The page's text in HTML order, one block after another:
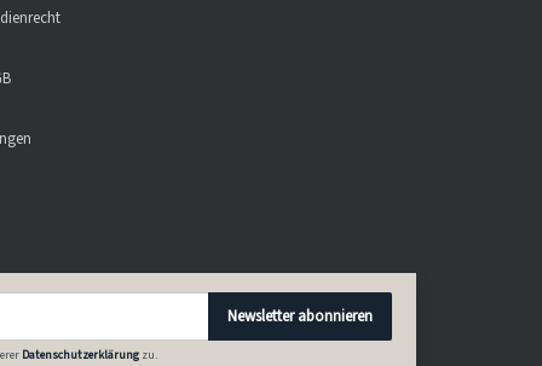
Newsletter abonnieren
Datenschutzerklärung zu.